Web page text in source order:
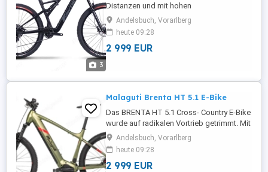
3
Distanzen und mit hohen
Geschwindigkeiten den Adrenalinspiegel
in die Höhe treiben - der Name ist
Programm: Rampage - das erste E-MTB
von Fantic im Segment der Light E-
Weiteres Modell "Rampage ...
Andelsbuch, Vorarlberg
heute 09:28
2 999 EUR
Malaguti Brenta HT 5.1 E-Bike
Das BRENTA HT 5.1 Cross- Country E-Bike
wurde auf radikalen Vortrieb getrimmt. Mit
dem Hard-Tail aus der MALAGUTI Linie
sticht man zielgerichtet und präzise in
jedes Gelände, nimmt jede Steigung und
behält stets die Kontrolle auch im steilen
Andelsbuch, Vorarlberg
heute 09:28
2 999 EUR